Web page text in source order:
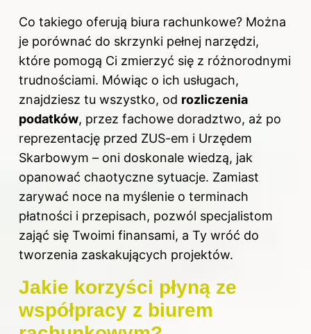
Co takiego oferują biura rachunkowe? Można
je porównać do skrzynki pełnej narzędzi,
które pomogą Ci zmierzyć się z różnorodnymi
trudnościami. Mówiąc o ich usługach,
znajdziesz tu wszystko, od rozliczenia
podatków, przez fachowe doradztwo, aż po
reprezentację przed ZUS-em i Urzędem
Skarbowym – oni doskonale wiedzą, jak
opanować chaotyczne sytuacje. Zamiast
zarywać noce na myślenie o terminach
płatności i przepisach, pozwól specjalistom
zająć się Twoimi finansami, a Ty wróć do
tworzenia zaskakujących projektów.
Jakie korzyści płyną ze
współpracy z biurem